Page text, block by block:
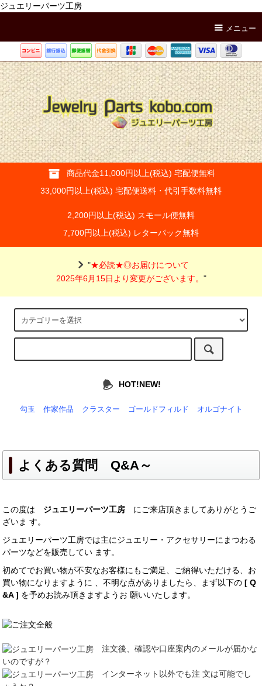
ジュエリーパーツ工房
メニュー
商品代金11,000円以上(税込) 宅配便無料
33,000円以上(税込) 宅配便送料・代引手数料無料
2,200円以上(税込) スモール便無料
7,700円以上(税込) レターパック無料
"★必読★◎お届けについて
2025年6月15日より変更がございます。 "
HOT!NEW!
勾玉 作家作品 クラスター ゴールドフィルド オルゴナイト
よくある質問 Q&A～
この度は ジュエリーパーツ工房 にご来店頂きましてありがとうご
ざいま す。
ジュエリーパーツ工房では主にジュエリー・アクセサリーにまつわる
パーツなどを販売してい ます。
初めてでお買い物が不安なお客様にもご満足、ご納得いただける、お
買い物になりますように 、不明な点がありましたら、まず以下の [ Q
&A ] を予めお読み頂きますようお 願いいたします。
注文後、確認や口座案内のメールが届かな
いのですが？
インターネット以外でも注 文は可能でし